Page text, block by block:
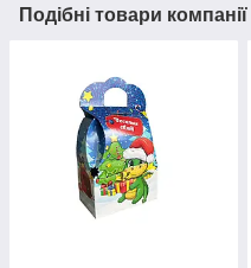
Подібні товари компанії